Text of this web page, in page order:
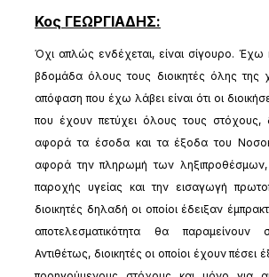
Κος ΓΕΩΡΓΙΑΔΗΣ:
Όχι απλώς ενδέχεται, είναι σίγουρο. Έχω
βδομάδα όλους τους διοικητές όλης
απόφαση που έχω λάβει είναι ότι οι
που έχουν πετύχει όλους τους
αφορά τα έσοδα και τα έξοδα του
αφορά την πληρωμή των ληξιπροθέσμων,
παροχής υγείας και την εισαγωγή
διοικητές δηλαδή οι οποίοι έδειξαν
αποτελεσματικότητα θα
Αντιθέτως, διοικητές οι οποίοι έχουν